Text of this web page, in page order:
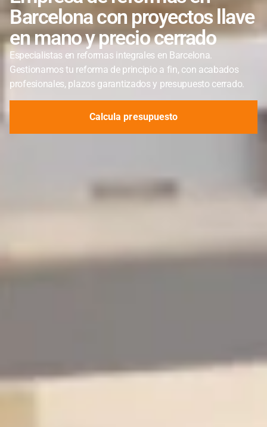
Barcelona con proyectos llave
en mano y precio cerrado
Especialistas en reformas integrales en Barcelona.
Gestionamos tu reforma de principio a fin, con acabados
profesionales, plazos garantizados y presupuesto cerrado.
Calcula presupuesto